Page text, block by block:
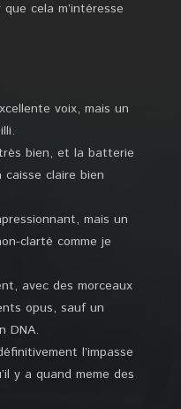
cela m’intéresse
voix, mais un
bien, et la batterie
claire bien
mais un
clarté comme je
avec des morceaux
opus, sauf un
DNA.
l’impasse
y a quand meme des